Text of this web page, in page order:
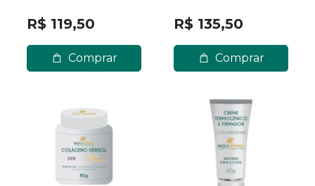
R$ 119,50
Comprar
R$ 135,50
Comprar